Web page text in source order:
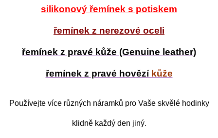
silikonový řemínek s potiskem
řemínek z nerezové oceli
řemínek z pravé kůže (Genuine leather)
řemínek z pravé hovězí kůže
Používejte více různých náramků pro Vaše skvělé hodinky
klidně každý den jiný.